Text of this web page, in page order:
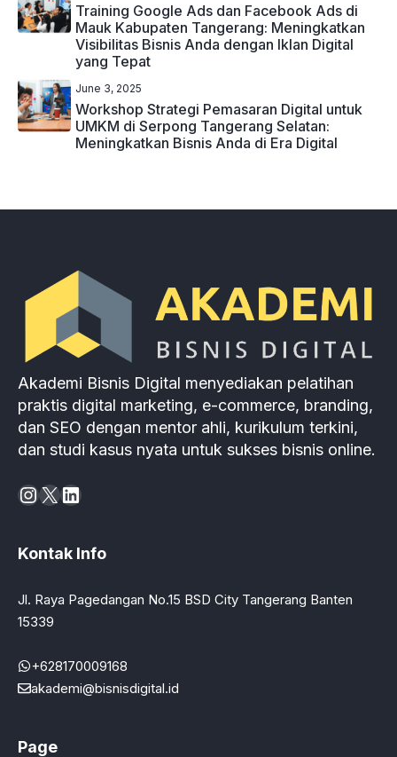
Training Google Ads dan Facebook Ads di
Mauk Kabupaten Tangerang: Meningkatkan
Visibilitas Bisnis Anda dengan Iklan Digital
yang Tepat
June 3, 2025
Workshop Strategi Pemasaran Digital untuk
UMKM di Serpong Tangerang Selatan:
Meningkatkan Bisnis Anda di Era Digital
Akademi Bisnis Digital menyediakan pelatihan
praktis digital marketing, e-commerce, branding,
dan SEO dengan mentor ahli, kurikulum terkini,
dan studi kasus nyata untuk sukses bisnis online.
Instagram
X LinkedIn
Kontak Info
Jl. Raya Pagedangan No.15 BSD City Tangerang Banten
15339
+628170009168
akademi@bisnisdigital.id
Page